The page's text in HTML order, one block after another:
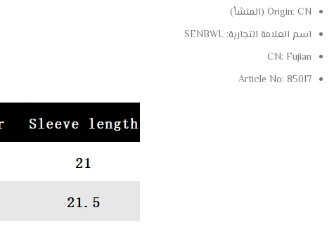
Origin: CN (المنشأ)
اسم العلامة التجارية: SENBWL
CN: Fujian
Article No: 85017